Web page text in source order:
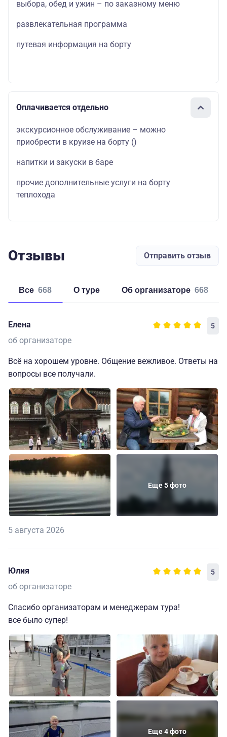
выбора, обед и ужин – по заказному меню
развлекательная программа
путевая информация на борту
Оплачивается отдельно
экскурсионное обслуживание – можно
приобрести в круизе на борту ()
напитки и закуски в баре
прочие дополнительные услуги на борту
теплохода
Отзывы Отправить отзыв
Все 668 о туре об организаторе 668
Елена 5
об организаторе
Всё на хорошем уровне. Общение вежливое. Ответы на
вопросы все получали.
Еще 5 фото
5 августа 2026
Юлия 5
об организаторе
Спасибо организаторам и менеджерам тура!
все было супер!
Еще 4 фото